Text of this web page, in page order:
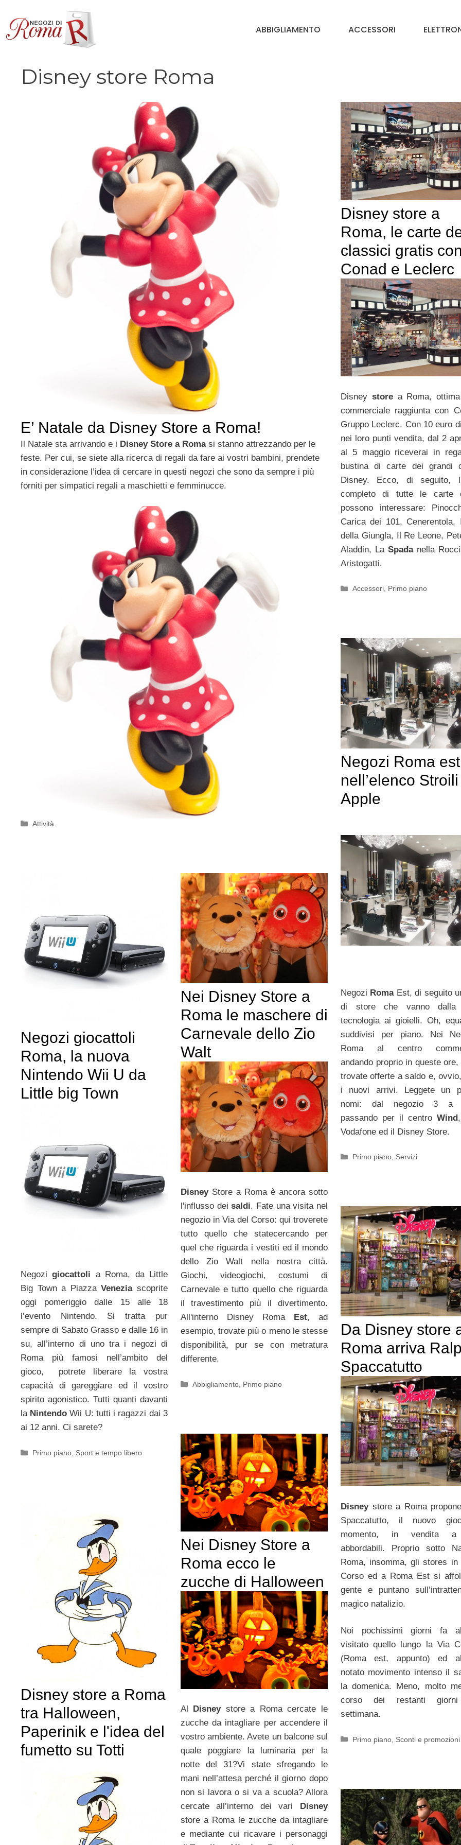
contenuto
ABBIGLIAMENTO ACCESSORI
Disney store Roma
E’ Natale da Disney Store a Roma!
Il Natale sta arrivando e i Disney Store a Romasi stanno attrezzando per le
feste. Per cui, se siete alla ricerca di regali da fare ai vostri bambini, prendete
in considerazione l’idea di cercare in questi negozi che sono da sempre i più
forniti per simpatici regali a maschietti e femminucce.
Categorie
Attività
Disney store a
Roma, le carte
classici gratis
Conad e Leclerc
Disney storea Roma,
commerciale raggiunta con
Gruppo Leclerc. Con 10 euro
nei loro punti vendita, dal 2
al 5 maggio riceverai in
bustina di carte dei grandi
Disney. Ecco, di seguito,
completo di tutte le carte
possono interessare:
Carica dei 101, Cenerentola,
della Giungla, Il Re Leone,
Aladdin, La Spadanella
Aristogatti.
Categorie
Accessori, Primo piano
Negozi Roma
nell’elenco
Apple
Negozi RomaEst, di seguito
di store che vanno dalla
tecnologia ai gioielli. Oh,
suddivisi per piano. Nei
Roma al centro
andando proprio in queste ore,
trovate offerte a saldo e,
i nuovi arrivi. Leggete un
nomi: dal negozio 3 a
passando per il centro Wind
Vodafone ed il Disney Store.
Categorie
Primo piano, Servizi
Negozi giocattoli
Roma, la nuova
Nintendo Wii U da
Little big Town
Negozigiocattoli a Roma, da Little
Big Town a PiazzaVeneziascoprite
oggi pomeriggio dalle 15 alle 18
l’evento Nintendo. Si tratta pur
sempre di Sabato Grasso e dalle 16 in
su, all’interno di uno tra i negozi di
Roma più famosi nell’ambito del
gioco, potrete liberare la vostra
capacità di gareggiare ed il vostro
spirito agonistico. Tutti quanti davanti
la Nintendo Wii U: tutti i ragazzi dai 3
ai 12 anni. Ci sarete?
Categorie
Primo piano Sport e tempo libero
Nei Disney Store a
Roma le maschere di
Carnevale dello Zio
Walt
DisneyStore a Roma è ancora sotto
l'influsso deisaldi. Fate una visita nel
negozio in Via del Corso: qui troverete
tutto quello che statecercando per
quel che riguarda i vestiti ed il mondo
dello Zio Walt nella nostra città.
Giochi, videogiochi, costumi di
Carnevale e tutto quello che riguarda
il travestimento più il divertimento.
All'interno Disney Roma
Est, ad
esempio, trovate più o meno le stesse
disponibilità, pur se con metratura
differente.
Categorie
Abbigliamento Primo piano
Da Disney store
Roma arriva
Spaccatutto
Disneystore a Roma
Spaccatutto, il nuovo
momento, in vendita
abbordabili. Proprio sotto
Roma, insomma, gli stores in
Corso ed a Roma Est si
gente e puntano
magico natalizio.
Noi pochissimi giorni fa
visitato quello lungo la Via
(Roma est, appunto) ed
notato movimento intenso il
la domenica. Meno, molto
corso dei restanti
settimana.
Categorie
Primo piano Sconti e promozioni
Nei Disney Store a
Roma ecco le
zucche di Halloween
Al Disneystore a Roma cercate le
zucche da intagliare per accendere il
vostro ambiente. Avete un balcone sul
quale poggiare la luminaria per la
notte del 31?Vi state sfregando le
mani nell’attesa perché il giorno dopo
non si lavora o si va a scuola? Allora
cercate all’interno dei vari Disney
store a Roma le zucche da intagliare
e mediante cui ricavare i personaggi
Disney store a Roma
tra Halloween,
Paperinik e l'idea del
fumetto su Totti